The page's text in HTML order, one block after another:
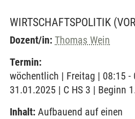
WIRTSCHAFTSPOLITIK
Dozent/in: Thomas Wein
Termin:
wöchentlich | Freitag | 08:15 -
31.01.2025 | C HS 3 | Beginn
Inhalt: Aufbauend auf einen